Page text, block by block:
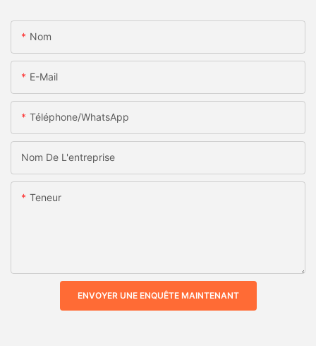
Nom
E-Mail
Téléphone/WhatsApp
Nom De L'entreprise
Teneur
ENVOYER UNE ENQUÊTE MAINTENANT